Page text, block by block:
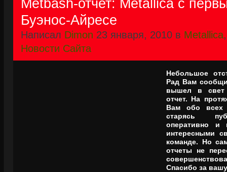
Metbash-отчет: Metallica с
Буэнос-Айресе
Написал Dimon 23 января, 2010 в Metallica
Новости Сайта
Небольшое
Рад Вам
вышел в свет
отчет. На
Вам обо всех
старясь
оперативно и
интересными
команде. Но
отчеты не
Спасибо за